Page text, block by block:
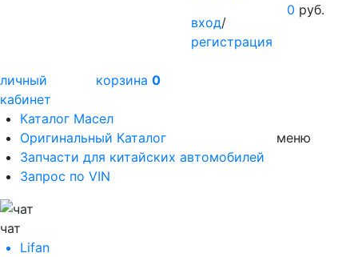
вход/
регистрация
0 руб.
личный
кабинет
корзина 0
Каталог Масел
Оригинальный Каталог
Запчасти для китайских автомобилей
Запрос по VIN
меню
чат
Lifan